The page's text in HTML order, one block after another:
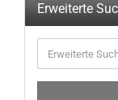
Erweiterte
Suche